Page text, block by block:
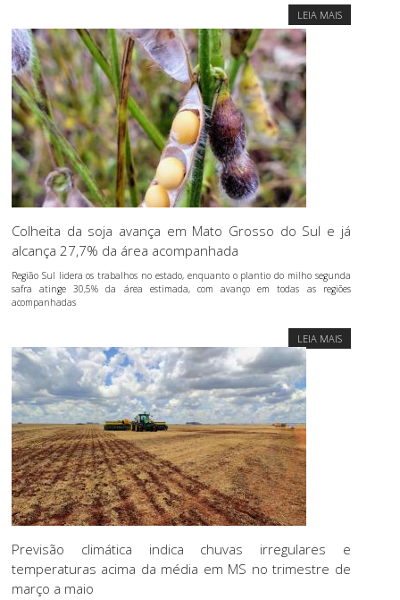
LEIA MAIS
Colheita da soja avança em Mato Grosso do Sul e já
alcança 27,7% da área acompanhada
Região Sul lidera os trabalhos no estado, enquanto o plantio do milho segunda
safra atinge 30,5% da área estimada, com avanço em todas as regiões
acompanhadas
LEIA MAIS
Previsão climática indica chuvas irregulares e
temperaturas acima da média em MS no trimestre de
março a maio